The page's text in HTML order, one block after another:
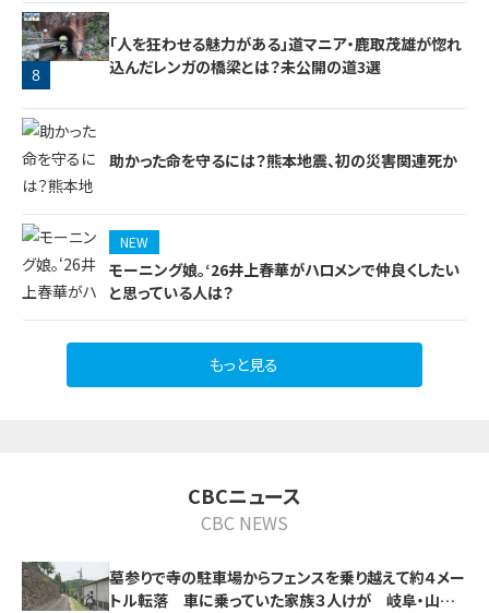
7
8
「人を狂わせる魅力がある」道マニア・鹿取茂雄が惚れ
込んだレンガの橋梁とは？未公開の道3選
9
助かった命を守るには？熊本地震、初の災害関連死か
NEW
モーニング娘。‘26井上春華がハロメンで仲良くしたい
と思っている人は？
もっと見る
CBCニュース
CBC NEWS
墓参りで寺の駐車場からフェンスを乗り越えて約４メー
トル転落 車に乗っていた家族３人けが 岐阜・山県